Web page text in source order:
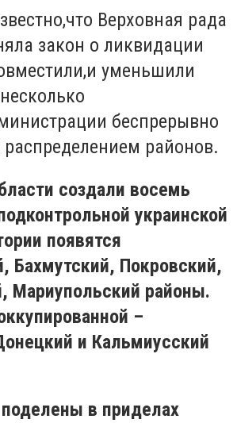
Верховная рада
закон о ликвидации
уменьшили
беспрерывно
районов.
создали восемь
украинской
появятся
Бахмутский, Покровский,
Мариупольский районы.
–
и Кальмиусский
в приделах